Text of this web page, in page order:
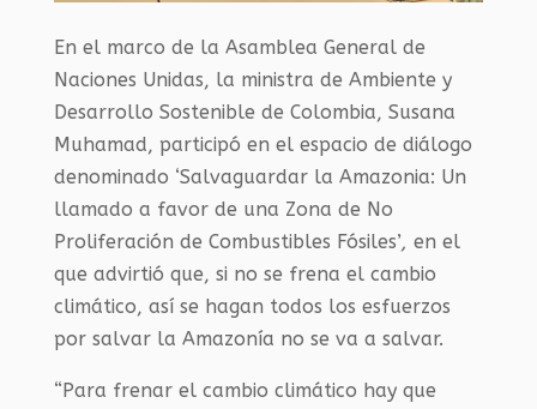
En el marco de la Asamblea General de
Naciones Unidas, la ministra de Ambiente y
Desarrollo Sostenible de Colombia, Susana
Muhamad, participó en el espacio de diálogo
denominado ‘Salvaguardar la Amazonia: Un
llamado a favor de una Zona de No
Proliferación de Combustibles Fósiles’, en el
que advirtió que, si no se frena el cambio
climático, así se hagan todos los esfuerzos
por salvar la Amazonía no se va a salvar.
“Para frenar el cambio climático hay que